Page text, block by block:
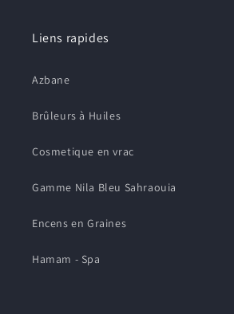
Liens rapides
Azbane
Brûleurs à Huiles
Cosmetique en vrac
Gamme Nila Bleu Sahraouia
Encens en Graines
Hamam - Spa